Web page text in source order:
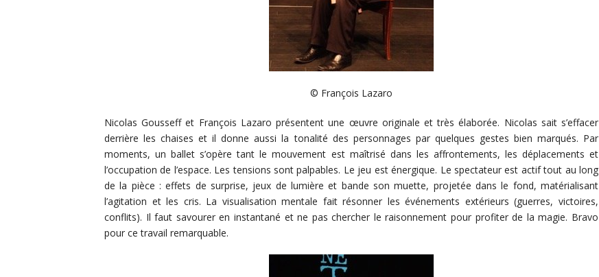
© François Lazaro
Nicolas Gousseff et François Lazaro présentent une œuvre originale et très élaborée. Nicolas sait s’effacer
derrière les chaises et il donne aussi la tonalité des personnages par quelques gestes bien marqués. Par
moments, un ballet s’opère tant le mouvement est maîtrisé dans les affrontements, les déplacements et
l’occupation de l’espace. Les tensions sont palpables. Le jeu est énergique. Le spectateur est actif tout au long
de la pièce : effets de surprise, jeux de lumière et bande son muette, projetée dans le fond, matérialisant
l’agitation et les cris. La visualisation mentale fait résonner les événements extérieurs (guerres, victoires,
conflits). Il faut savourer en instantané et ne pas chercher le raisonnement pour profiter de la magie. Bravo
pour ce travail remarquable.